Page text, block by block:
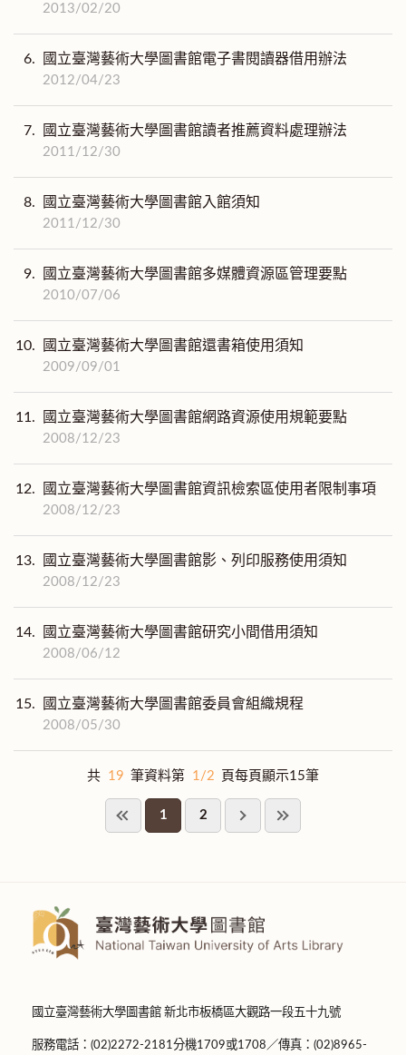
2013/02/20
6. 國立臺灣藝術大學圖書館電子書閱讀器借用辦法
2012/04/23
7. 國立臺灣藝術大學圖書館讀者推薦資料處理辦法
2011/12/30
8. 國立臺灣藝術大學圖書館入館須知
2011/12/30
9. 國立臺灣藝術大學圖書館多媒體資源區管理要點
2010/07/06
10. 國立臺灣藝術大學圖書館還書箱使用須知
2009/09/01
11. 國立臺灣藝術大學圖書館網路資源使用規範要點
2008/12/23
12. 國立臺灣藝術大學圖書館資訊檢索區使用者限制事項
2008/12/23
13. 國立臺灣藝術大學圖書館影、列印服務使用須知
2008/12/23
14. 國立臺灣藝術大學圖書館研究小間借用須知
2008/06/12
15. 國立臺灣藝術大學圖書館委員會組織規程
2008/05/30
共 19 筆資料第 1/2 頁每頁顯示15筆
1 2
國立臺灣藝術大學圖書館 新北市板橋區大觀路一段五十九號
服務電話：(02)2272-2181分機1709或1708／傳真：(02)8965-